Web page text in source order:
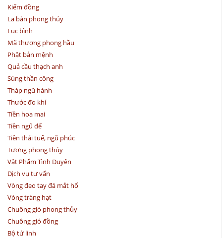
Kiếm đồng
La bàn phong thủy
Lục bình
Mã thượng phong hầu
Phật bản mệnh
Quả cầu thạch anh
Súng thần công
Tháp ngũ hành
Thước đo khí
Tiền hoa mai
Tiền ngũ đế
Tiền thái tuế, ngũ phúc
Tượng phong thủy
Vật Phẩm Tình Duyên
Dịch vụ tư vấn
Vòng đeo tay đá mắt hổ
Vòng tràng hạt
Chuông gió phong thủy
Chuông gió đồng
Bộ tứ linh